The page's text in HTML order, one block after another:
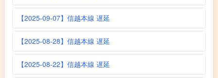
【2025-09-07】信越本線 遅延
【2025-08-28】信越本線 遅延
【2025-08-22】信越本線 遅延